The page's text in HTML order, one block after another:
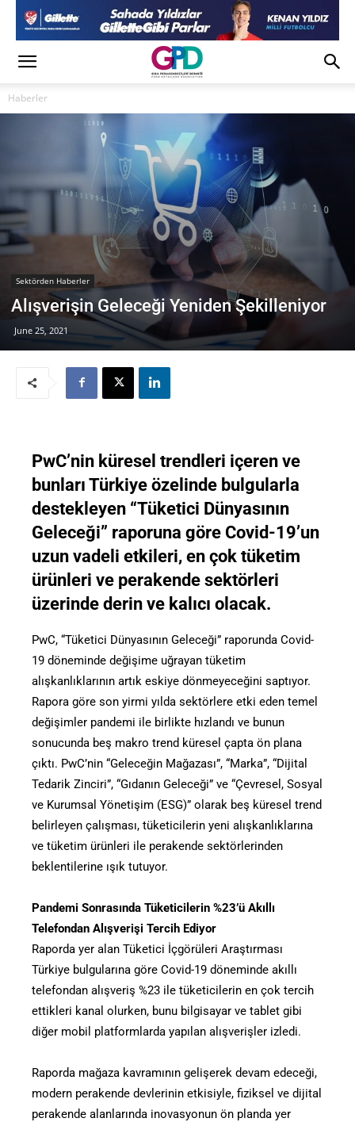
Haberler
Sektörden Haberler
Alışverişin Geleceği Yeniden Şekilleniyor
June 25, 2021
PwC’nin küresel trendleri içeren ve
bunları Türkiye özelinde bulgularla
destekleyen “Tüketici Dünyasının
Geleceği” raporuna göre Covid-19’un
uzun vadeli etkileri, en çok tüketim
ürünleri ve perakende sektörleri
üzerinde derin ve kalıcı olacak.
PwC, “Tüketici Dünyasının Geleceği” raporunda Covid-
19 döneminde değişime uğrayan tüketim
alışkanlıklarının artık eskiye dönmeyeceğini saptıyor.
Rapora göre son yirmi yılda sektörlere etki eden temel
değişimler pandemi ile birlikte hızlandı ve bunun
sonucunda beş makro trend küresel çapta ön plana
çıktı. PwC’nin “Geleceğin Mağazası”, “Marka”, “Dijital
Tedarik Zinciri”, “Gıdanın Geleceği” ve “Çevresel, Sosyal
ve Kurumsal Yönetişim (ESG)” olarak beş küresel trend
belirleyen çalışması, tüketicilerin yeni alışkanlıklarına
ve tüketim ürünleri ile perakende sektörlerinden
beklentilerine ışık tutuyor.
Pandemi Sonrasında Tüketicilerin %23’ü Akıllı
Telefondan Alışverişi Tercih Ediyor
Raporda yer alan Tüketici İçgörüleri Araştırması
Türkiye bulgularına göre Covid-19 döneminde akıllı
telefondan alışveriş %23 ile tüketicilerin en çok tercih
ettikleri kanal olurken, bunu bilgisayar ve tablet gibi
diğer mobil platformlarda yapılan alışverişler izledi.
Raporda mağaza kavramının gelişerek devam edeceği,
modern perakende devlerinin etkisiyle, fiziksel ve dijital
perakende alanlarında inovasyonun ön planda yer